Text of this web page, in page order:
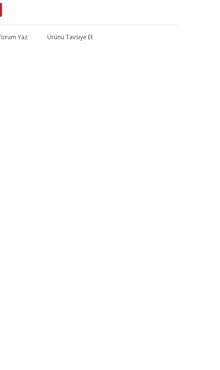
Yaz Ürünü Tavsiye Et